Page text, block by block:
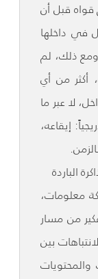
قبل أن
داخلها
ذلك، لم
من أي
لا عبر ما
إيقاعه،
الباردة
معلومات،
من مسار
بين